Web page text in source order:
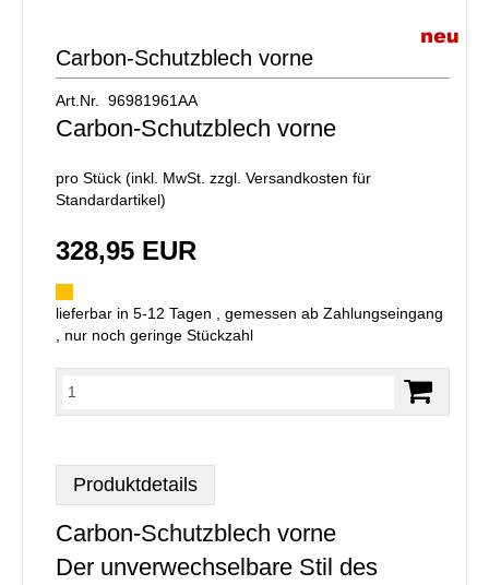
Carbon-Schutzblech vorne
Art.Nr. 96981961AA
Carbon-Schutzblech vorne
pro Stück (inkl. MwSt. zzgl. Versandkosten für
Standardartikel)
328,95 EUR
lieferbar in 5-12 Tagen , gemessen ab Zahlungseingang
, nur noch geringe Stückzahl
Produktdetails
Carbon-Schutzblech vorne
Der unverwechselbare Stil des